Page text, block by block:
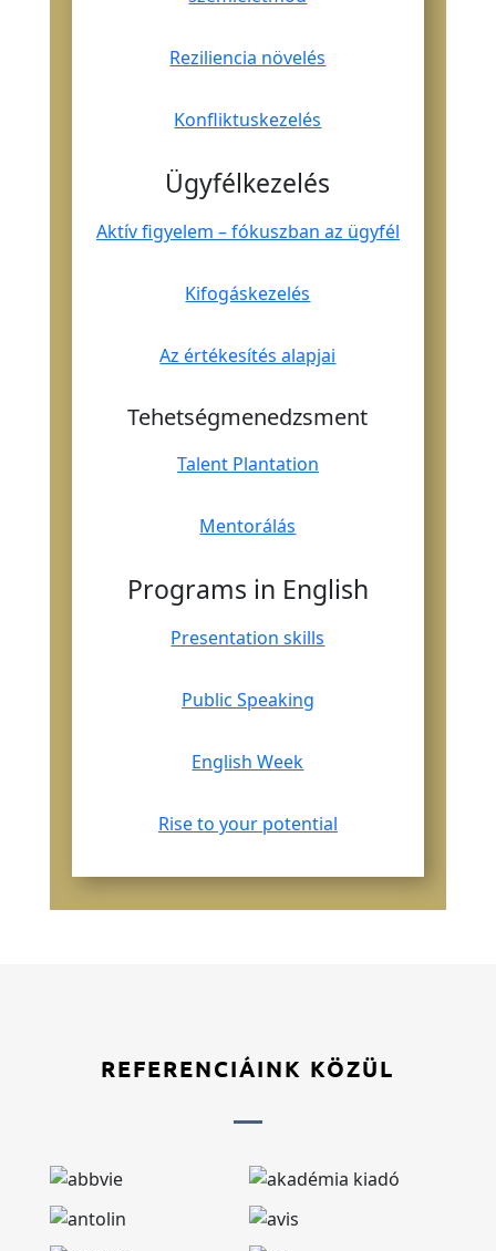
Reziliencia növelés
Konfliktuskezelés
Ügyfélkezelés
Aktív figyelem – fókuszban az ügyfél
Kifogáskezelés
Az értékesítés alapjai
Tehetségmenedzsment
Talent Plantation
Mentorálás
Programs in English
Presentation skills
Public Speaking
English Week
Rise to your potential
REFERENCIÁINK KÖZÜL